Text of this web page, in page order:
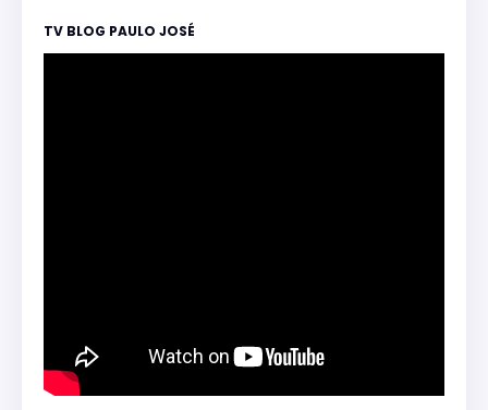
TV BLOG PAULO JOSÉ